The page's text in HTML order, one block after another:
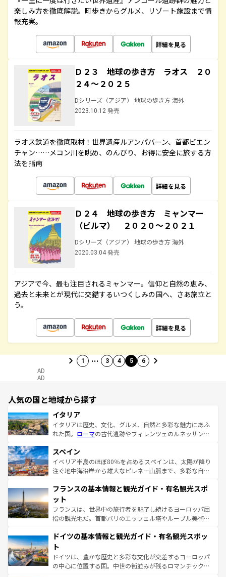
楽しみ方を徹底解説。町歩きからグルメ、リゾート施設まで情
報充実。
詳細を見る
Ｄ２３ 地球の歩き方 ラオス ２０
２４～２０２５
Dシリーズ（アジア） 地球の歩き方 海外
2023.10.12 発売
ラオス鉄道を徹底取材！世界遺産ルアンパバーン、首都ビエン
チャン……メコン川を眺め、のんびり、お得に安全に旅する方
法を指南
詳細を見る
Ｄ２４ 地球の歩き方 ミャンマー
（ビルマ） ２０２０～２０２１
Dシリーズ（アジア） 地球の歩き方 海外
2020.03.04 発売
アジアで今、最も注目されるミャンマー。信仰と自然の恵み、
過去と未来とが現代に交錯するいつくしみの国へ、さあ旅立と
う。
詳細を見る
1 … 3 4 5 6
AD
AD
人気の国と地域から探す
イタリア
イタリアは歴史、文化、グルメ、自然と多彩な魅力にあふ
れた国。 ローマの古代遺跡やフィレンツェのルネッサンス
ろん、トスカーナの美しい田園風景やアマルフィ海岸の絶
景など、自然景観も見逃せない。観光の合間には、本場の
ピザやパスタなど、絶品のイタリア料理を堪能することも
ませてくれるイタリアで、忘れられない旅をしてみよう！
なお、新着のイタリア情報は
しい。
スペイン
イベリア半島のほぼ80％を占めるスペインは、太陽が降り
注ぐ地中海沿岸から雄大なピレネー山脈まで、多彩な自然
文化が根付くこの国では、情熱的なフラメンコ、熱気あふ
れる闘牛、そして美味しいタパスが生活の一部となってい
る。首都マドリードの洗練された雰囲気や、バルセロナの
アートに溢れた街角から、地方では古代ローマ遺跡や中世
せる。地方によって風土や気候が異なるスペインはその個
ンテンツ一覧 を参照してほしい。
フランスの基本情報と観光ガイド・有名観光スポ
ット
フランスは、世界中の旅行者を魅了し続けるヨーロッパ屈
指の観光地だ。首都パリのエッフェル塔やルーブル美術館
で、幅広い魅力が詰まっている。華麗な宮殿、歴史的な大
聖堂、美しいビーチ、そして豊かな自然が、訪れる者を心
から魅了する。また、フランスは美食の国としても知ら
れ、フランス料理はユネスコ無形文化遺産にも登録されて
ドイツの基本情報と観光ガイド・有名観光スポッ
ト
ドイツは、豊かな歴史と多彩な文化が交差するヨーロッパ
の中心に位置する国。中世の街並みが残るロマンチック街